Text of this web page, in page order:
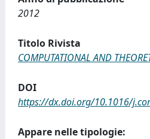
2012
Titolo Rivista
COMPUTATIONAL AND
DOI
https://dx.doi.org/10.1016/
Appare nelle tipologie: